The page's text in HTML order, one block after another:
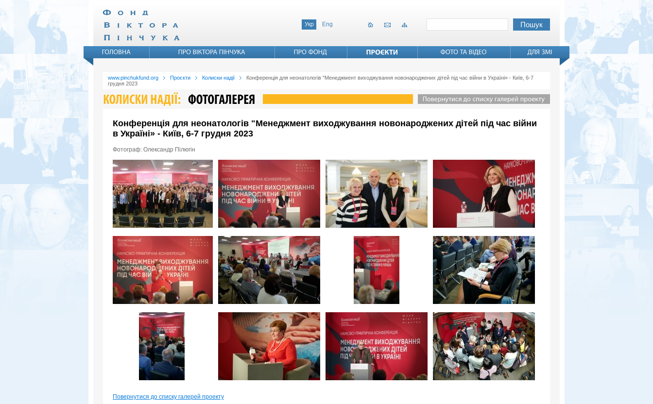
Укр Eng
www.pinchukfund.org Проєкти Колиски надії
Конференція для неонатологів "Менеджмент виходжування новонароджених дітей під час війни в Україні» - Київ, 6-7
грудня 2023
Конференція для неонатологів "Менеджмент виходжування новонароджених дітей під час війни
в Україні» - Київ, 6-7 грудня 2023
Фотограф: Олександр Пілюгін
Повернутися до списку галерей проекту